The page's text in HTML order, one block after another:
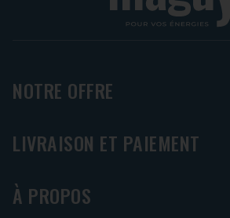
NOTRE OFFRE
LIVRAISON ET PAIEMENT
À PROPOS